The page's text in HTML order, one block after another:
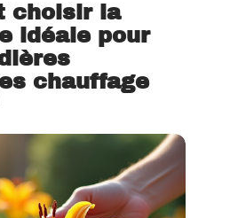
choisir la
idéale pour
chauffage